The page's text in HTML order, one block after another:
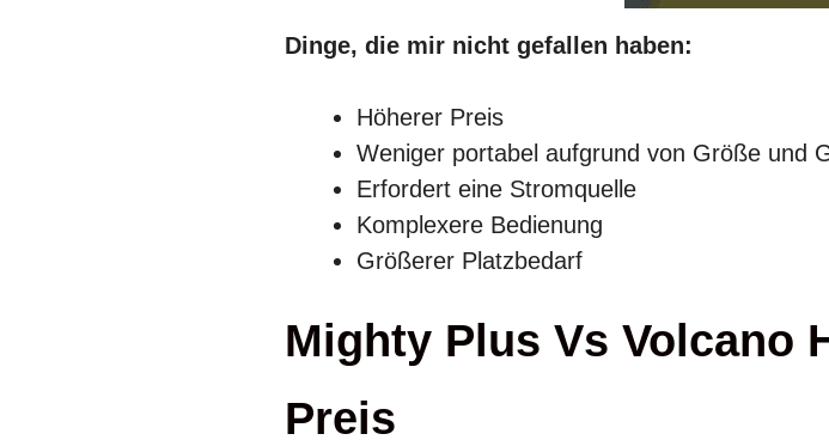
Dinge, die mir nicht gefallen haben:
Höherer Preis
Weniger portabel aufgrund von Größe und
Erfordert eine Stromquelle
Komplexere Bedienung
Größerer Platzbedarf
Mighty Plus Vs Volcano
Preis